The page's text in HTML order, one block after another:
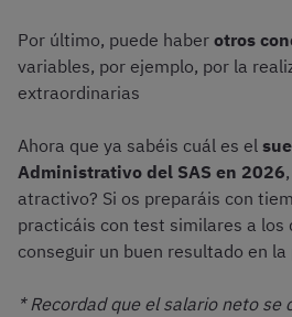
Por último, puede haber otros
variables, por ejemplo, por la
extraordinarias
Ahora que ya sabéis cuál es el
Administrativo del SAS en 2026
atractivo? Si os preparáis con
practicáis con test similares a los
conseguir un buen resultado en
* Recordad que el salario neto se